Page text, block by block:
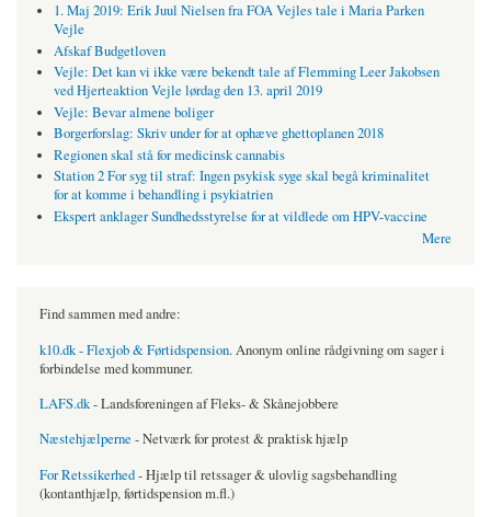
1. Maj 2019: Erik Juul Nielsen fra FOA Vejles tale i Maria Parken
Vejle
Afskaf Budgetloven
Vejle: Det kan vi ikke være bekendt tale af Flemming Leer Jakobsen
ved Hjerteaktion Vejle lørdag den 13. april 2019
Vejle: Bevar almene boliger
Borgerforslag: Skriv under for at ophæve ghettoplanen 2018
Regionen skal stå for medicinsk cannabis
Station 2 For syg til straf: Ingen psykisk syge skal begå kriminalitet
for at komme i behandling i psykiatrien
Ekspert anklager Sundhedsstyrelse for at vildlede om HPV-vaccine
Mere
Find sammen med andre:
k10.dk - Flexjob & Førtidspension. Anonym online rådgivning om sager i
forbindelse med kommuner.
LAFS.dk- Landsforeningen af Fleks- & Skånejobbere
Næstehjælperne - Netværk for protest & praktisk hjælp
For Retssikerhed- Hjælp til retssager & ulovlig sagsbehandling
(kontanthjælp, førtidspension m.fl.)